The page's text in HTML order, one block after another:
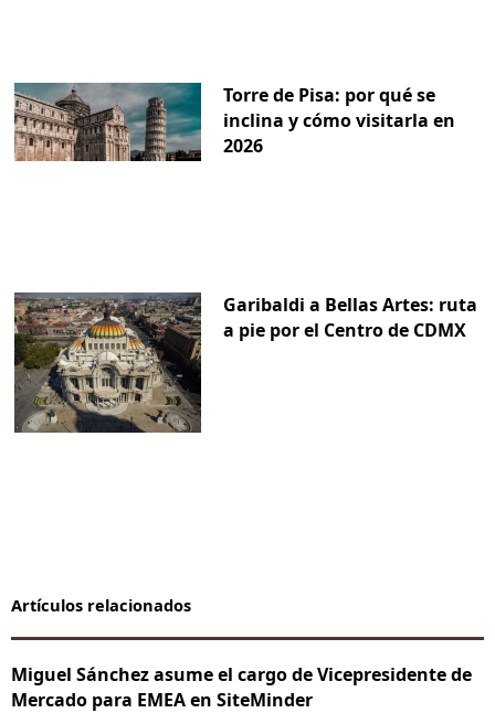
Torre de Pisa: por qué se
inclina y cómo visitarla en
2026
Garibaldi a Bellas Artes: ruta
a pie por el Centro de CDMX
Artículos relacionados
Miguel Sánchez asume el cargo de Vicepresidente de
Mercado para EMEA en SiteMinder